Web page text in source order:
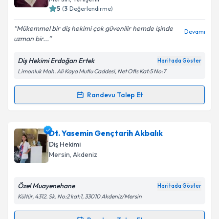
Kişisel verilerimin işlenmesine ilişkin
Aydınlatma
Metni'ni okudum ve kişisel verilerimin belirtilen
kapsamda işlenmesini kabul ediyorum.
5 (3 Değerlendirme)
Mükemmel bir diş hekimi çok güvenilir hemde işinde
uzman bir...
Devamı
Diş Hekimi Erdoğan Ertek Haritada Göster
Limonluk Mah. Ali Kaya Mutlu Caddesi, Net Ofis Kat:5 No:7
Randevu Talep Et
Randevu Takvimi Talebi
Dt. Erdoğan Ertekiçin randevu takvimi talebi
oluşturun. Size bu uzmandan randevu almanız için bir
takvim hazırlandığında e-posta ile bilgilendireceğiz.
Dt. Yasemin Gençtarih Akbalık
Diş Hekimi
Mersin, Akdeniz
Özel Muayenehane Haritada Göster
Kültür, 4312. Sk. No:2 kat:1, 33010 Akdeniz/Mersin